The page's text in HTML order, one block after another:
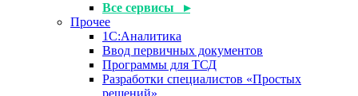
Все сервисы ▸
Прочее
1С:Аналитика
Ввод первичных документов
Программы для ТСД
Разработки специалистов «Простых
решений»